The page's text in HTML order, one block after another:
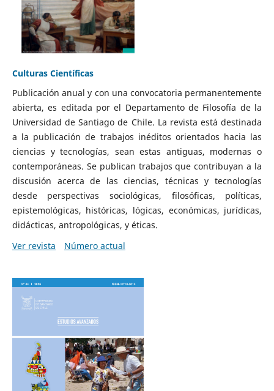
Culturas Científicas
Publicación anual y con una convocatoria permanentemente
abierta, es editada por el Departamento de Filosofía de la
Universidad de Santiago de Chile. La revista está destinada
a la publicación de trabajos inéditos orientados hacia las
ciencias y tecnologías, sean estas antiguas, modernas o
contemporáneas. Se publican trabajos que contribuyan a la
discusión acerca de las ciencias, técnicas y tecnologías
desde perspectivas sociológicas, filosóficas, políticas,
epistemológicas, históricas, lógicas, económicas, jurídicas,
didácticas, antropológicas, y éticas.
Ver revista
Número actual